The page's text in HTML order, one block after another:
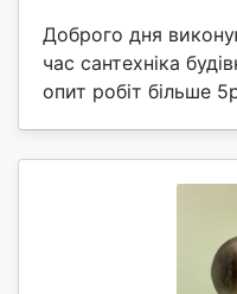
Доброго дня
час сантехніка
опит робіт більше